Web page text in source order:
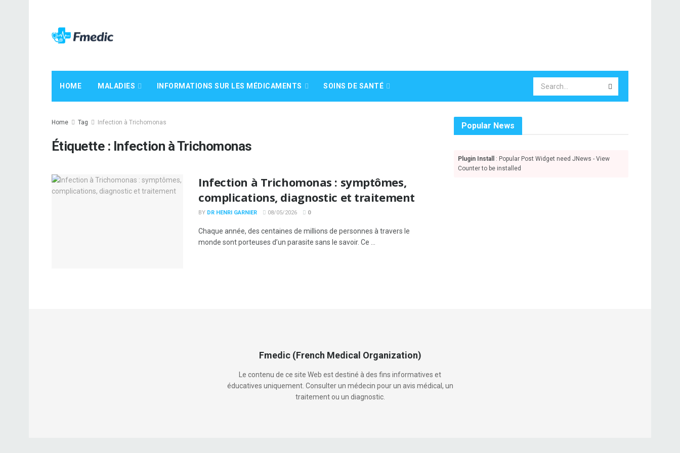
HOME MALADIES INFORMATIONS SUR LES MÉDICAMENTS SOINS DE SANTÉ
Home Tag Infection à Trichomonas
Étiquette : Infection à Trichomonas
Infection à Trichomonas : symptômes,
complications, diagnostic et traitement
BY DR HENRI GARNIER 08/05/2026 0
Chaque année, des centaines de millions de personnes à travers le
monde sont porteuses d’un parasite sans le savoir. Ce ...
Popular News
Plugin Install
: Popular Post Widget need JNews - View
Counter to be installed
Fmedic (French Medical Organization)
Le contenu de ce site Web est destiné à des fins informatives et
éducatives uniquement. Consulter un médecin pour un avis médical, un
traitement ou un diagnostic.